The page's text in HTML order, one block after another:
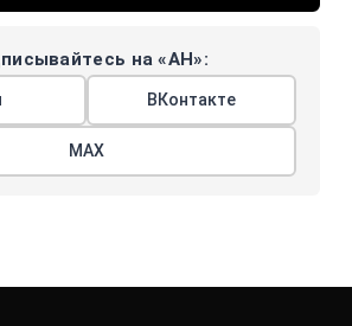
на «АН»:
ВКонтакте
МАХ